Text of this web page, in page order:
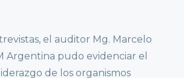
el auditor Mg. Marcelo
Argentina pudo evidenciar el
de los organismos